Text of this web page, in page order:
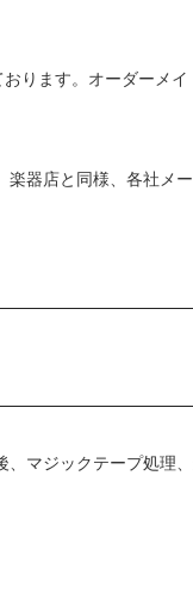
ります。オーダーメ
器店と同様、各社メ
マジックテープ処理